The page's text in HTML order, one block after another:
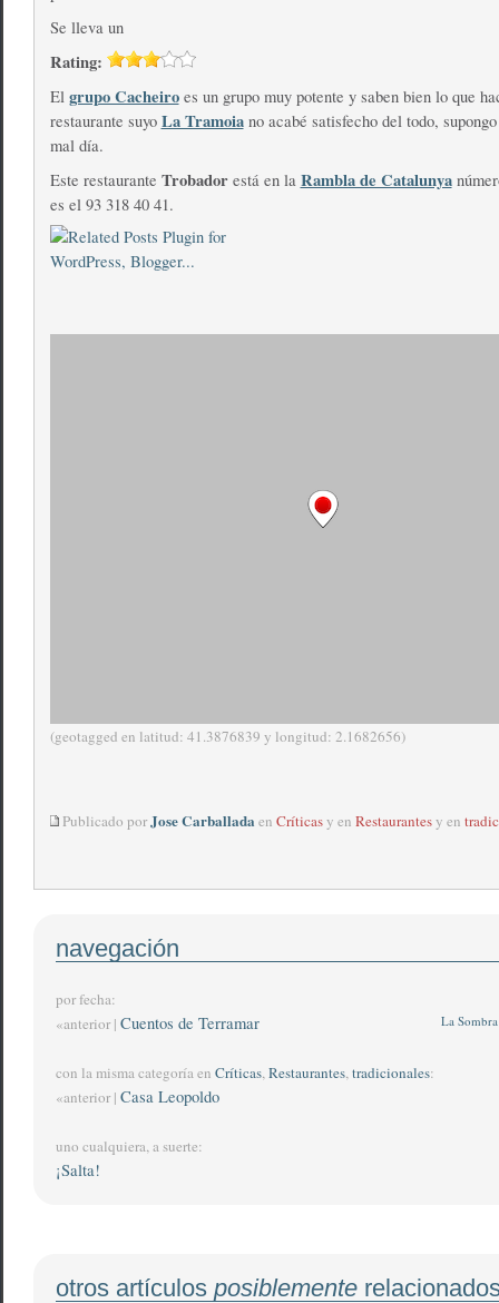
Se lleva un
Rating:
El grupo Cacheiroes un grupo muy potente y saben bien lo que
restaurante suyo La Tramoiano acabé satisfecho del todo,
mal día.
Este restaurante Trobador está en la Rambla de Catalunya
es el 93 318 40 41.
(geotagged en latitud: 41.3876839 y longitud: 2.1682656)
Publicado porJose Carballadaen Críticasy en Restaurantesy en
navegación
por fecha:
La
«anterior | Cuentos de Terramar
con la misma categoría en Críticas,Restaurantes,tradicionales:
«anterior | Casa Leopoldo
uno cualquiera, a suerte:
¡Salta!
otros artículos posiblemente